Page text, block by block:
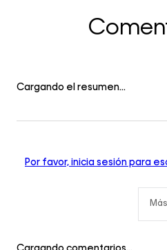
Cargando el resumen…
Por favor, inicia sesión para